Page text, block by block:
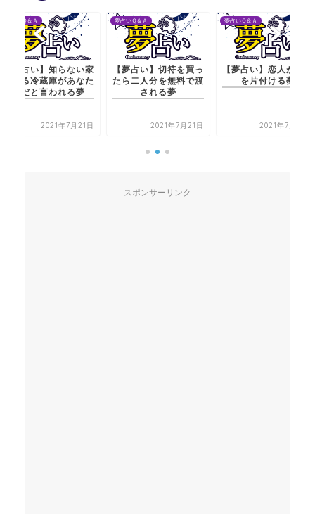
夢占いＱ＆Ａ
【夢占い】知らない家
にある冷蔵庫があなた
のだと言われる夢
2021年7月21日
夢占いＱ＆Ａ
【夢占い】切符を買っ
たら二人分を無料で渡
される夢
2021年7月21日
夢占いＱ＆Ａ
【夢占い】恋人が部屋
を片付ける夢
2021年7月20日
スポンサーリンク